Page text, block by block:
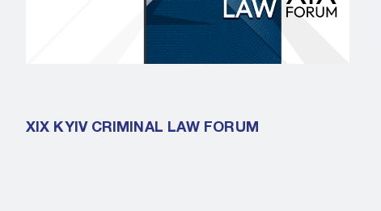
XIX KYIV CRIMINAL LAW FORUM